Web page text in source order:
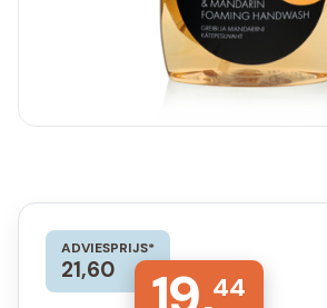
ADVIESPRIJS*
21,60
44